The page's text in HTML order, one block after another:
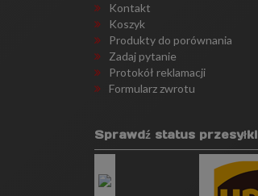
Kontakt
Koszyk
Produkty do porównania
Zadaj pytanie
Protokół reklamacji
Formularz zwrotu
Sprawdź status przesyłki